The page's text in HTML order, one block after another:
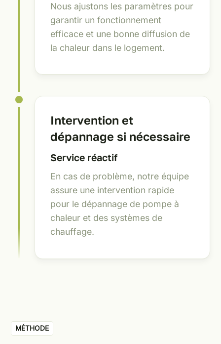
Nous ajustons les paramètres pour
garantir un fonctionnement
efficace et une bonne diffusion de
la chaleur dans le logement.
Intervention et
dépannage si nécessaire
Service réactif
En cas de problème, notre équipe
assure une intervention rapide
pour le dépannage de pompe à
chaleur et des systèmes de
chauffage.
MÉTHODE